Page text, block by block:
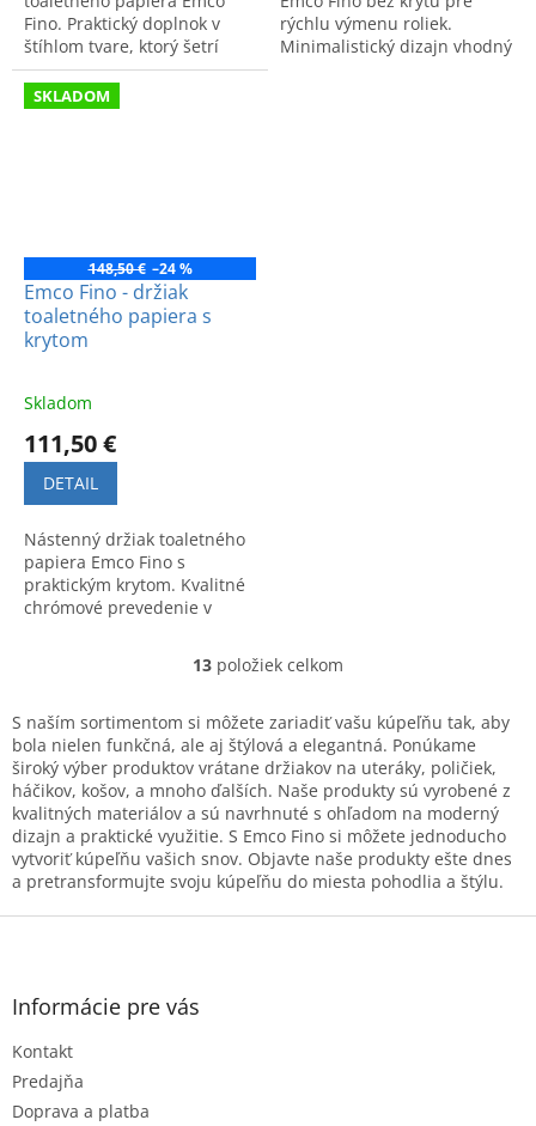
Fino. Praktický doplnok v
štíhlom tvare, ktorý šetrí
miesto a udržiava toaletu
zorganizovanú.
rýchlu výmenu roliek.
Minimalistický dizajn vhodný
SKLADOM
148,50 € –24 %
Emco Fino - držiak
toaletného papiera s
krytom
Skladom
111,50 €
DETAIL
Nástenný držiak toaletného
papiera Emco Fino s
praktickým krytom. Kvalitné
chrómové prevedenie v
O
l
á
d
a
c
i
e
p
v
13 položiek celkom
S naším sortimentom si môžete zariadiť vašu kúpeľňu tak, aby
bola nielen funkčná, ale aj štýlová a elegantná. Ponúkame
široký výber produktov vrátane držiakov na uteráky, poličiek,
háčikov, košov, a mnoho ďalších. Naše produkty sú vyrobené z
kvalitných materiálov a sú navrhnuté s ohľadom na moderný
dizajn a praktické využitie. S Emco Fino si môžete jednoducho
vytvoriť kúpeľňu vašich snov. Objavte naše produkty ešte dnes
a pretransformujte svoju kúpeľňu do miesta pohodlia a štýlu.
Z
Informácie pre vás
Kontakt
Predajňa
Doprava a platba